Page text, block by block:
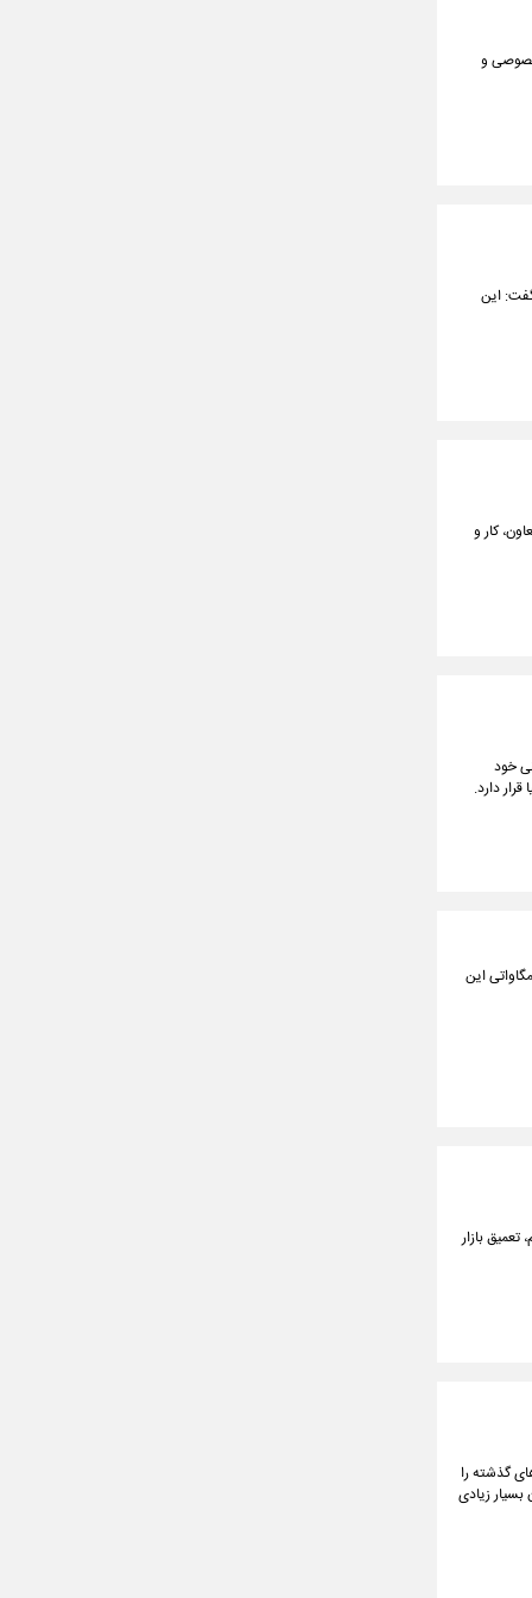
و
این
با حضور وزیر تعاون، کار و
دشمنی خود
دارد.
وزیر صنعت، معدن و تجارت در پایان سفر خود به استان یزد ضمن بازدید از مجتمع فولاد بافق، نیروگاه گازی ۵۰ مگاواتی این
بازار
گذشته را
زیادی